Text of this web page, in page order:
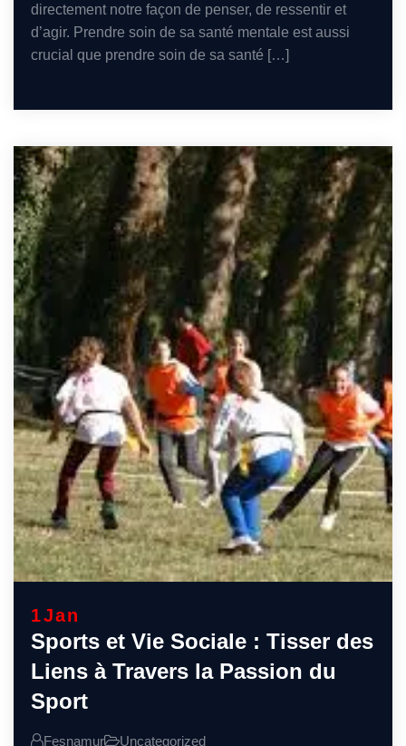
directement notre façon de penser, de ressentir et
d’agir. Prendre soin de sa santé mentale est aussi
crucial que prendre soin de sa santé […]
1Jan
Sports et Vie Sociale : Tisser des
Liens à Travers la Passion du
Sport
Fesnamur Uncategorized